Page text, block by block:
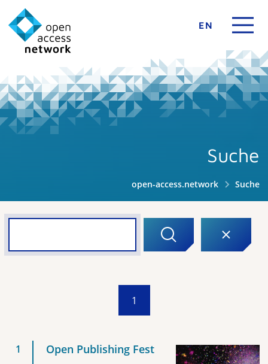
EN
Suche
open-access.network Suche
1
Open Publishing Fest